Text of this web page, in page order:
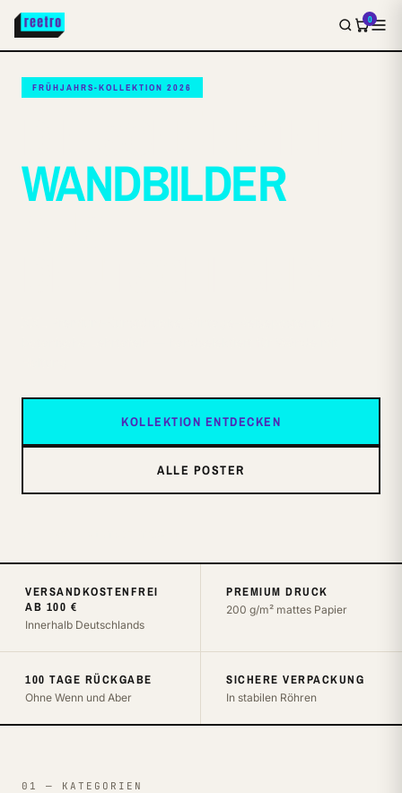
0
FRÜHJAHRS-KOLLEKTION 2026
WANDBILDER
KOLLEKTION ENTDECKEN
ALLE POSTER
VERSANDKOSTENFREI
AB 100 €
Innerhalb Deutschlands
PREMIUM DRUCK
200 g/m² mattes Papier
100 TAGE RÜCKGABE
Ohne Wenn und Aber
SICHERE VERPACKUNG
In stabilen Röhren
01 — KATEGORIEN